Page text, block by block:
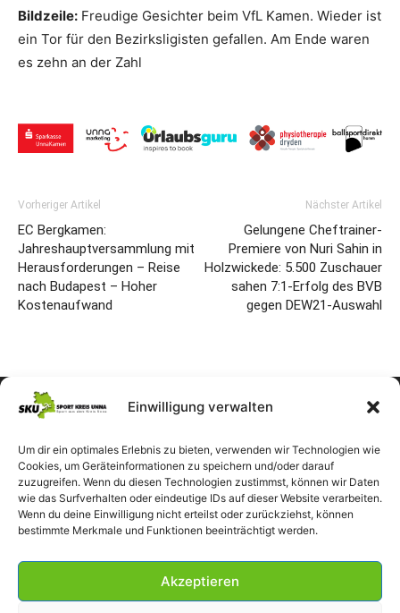
Einwilligung verwalten
Um dir ein optimales Erlebnis zu bieten, verwenden wir Technologien wie
Cookies, um Geräteinformationen zu speichern und/oder darauf
zuzugreifen. Wenn du diesen Technologien zustimmst, können wir Daten
wie das Surfverhalten oder eindeutige IDs auf dieser Website verarbeiten.
Wenn du deine Einwilligung nicht erteilst oder zurückziehst, können
bestimmte Merkmale und Funktionen beeinträchtigt werden.
Akzeptieren
Bildzeile: Freudige Gesichter beim VfL Kamen. Wieder ist
ein Tor für den Bezirksligisten gefallen. Am Ende waren
es zehn an der Zahl
Vorheriger Artikel
EC Bergkamen:
Jahreshauptversammlung mit
Herausforderungen – Reise
nach Budapest – Hoher
Kostenaufwand
Nächster Artikel
Gelungene Cheftrainer-
Premiere von Nuri Sahin in
Holzwickede: 5.500 Zuschauer
sahen 7:1-Erfolg des BVB
gegen DEW21-Auswahl